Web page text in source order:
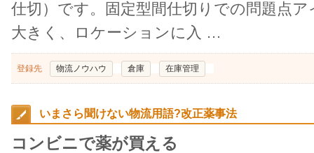
仕切）です。固定型間仕切りでの問題点
大きく、ロケーションに入 …
登録先 物流ノウハウ 倉庫 在庫管理
いまさら聞けない物流用語?改正薬事法
コンビニで薬が買える